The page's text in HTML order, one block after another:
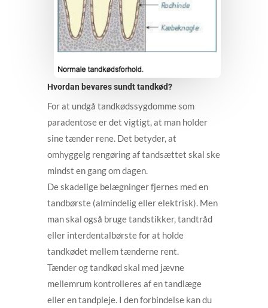
Hvordan bevares sundt tandkød?
For at undgå tandkødssygdomme som
paradentose er det vigtigt, at man holder
sine tænder rene. Det betyder, at
omhyggelg rengøring af tandsættet skal ske
mindst en gang om dagen.
De skadelige belægninger fjernes med en
tandbørste (almindelig eller elektrisk). Men
man skal også bruge tandstikker, tandtråd
eller interdentalbørste for at holde
tandkødet mellem tænderne rent.
Tænder og tandkød skal med jævne
mellemrum kontrolleres af en tandlæge
eller en tandpleje. I den forbindelse kan du